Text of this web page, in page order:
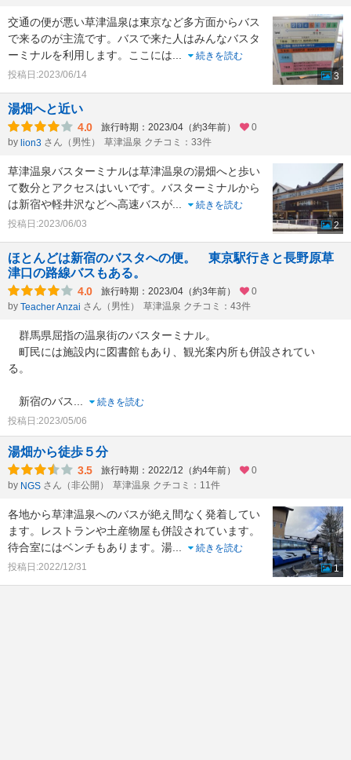
交通の便が悪い草津温泉は東京など多方面からバス
で来るのが主流です。バスで来た人はみんなバスタ
ーミナルを利用します。ここには
続きを読む
投稿日:2023/06/14
3
湯畑へと近い
4.0 旅行時期：2023/04（約3年前）
0
by lion3 さん（男性） 草津温泉 クチコミ：33件
草津温泉バスターミナルは草津温泉の湯畑へと歩い
て数分とアクセスはいいです。バスターミナルから
は新宿や軽井沢などへ高速バスが
続きを読む
投稿日:2023/06/03
2
ほとんどは新宿のバスタへの便。 東京駅行きと長野原草
津口の路線バスもある。
4.0 旅行時期：2023/04（約3年前）
0
by Teacher Anzai さん（男性） 草津温泉 クチコミ：43件
群馬県屈指の温泉街のバスターミナル。
町民には施設内に図書館もあり、観光案内所も併設されてい
る。
新宿のバス
続きを読む
投稿日:2023/05/06
湯畑から徒歩５分
3.5 旅行時期：2022/12（約4年前）
0
by NGS さん（非公開） 草津温泉 クチコミ：11件
各地から草津温泉へのバスが絶え間なく発着してい
ます。レストランや土産物屋も併設されています。
待合室にはベンチもあります。湯
続きを読む
投稿日:2022/12/31
1